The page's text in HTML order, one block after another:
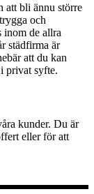
att bli ännu större
och
inom de allra
städfirma är
att du kan
privat syfte.
kunder. Du är
eller för att